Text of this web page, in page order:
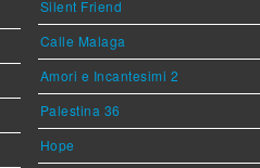
Silent Friend
Calle Malaga
Amori e Incantesimi 2
Palestina 36
Hope